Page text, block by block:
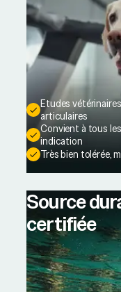
Etudes
articulaires
Convient à tous
indication
Très bien tolérée,
Source
certifiée